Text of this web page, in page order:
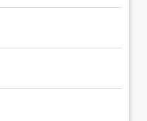
残業をした場合は、別途残
エリア職種手当/1万2,000円